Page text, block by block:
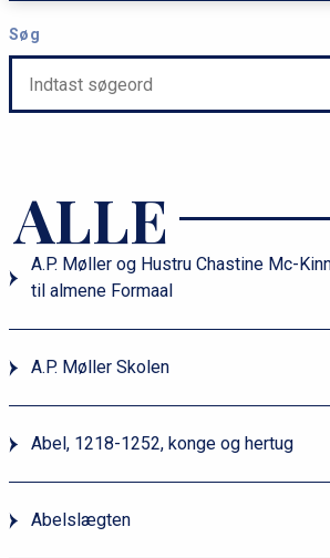
Søg
ALLE
A.P. Møller og Hustru Chastine Mc-
til almene Formaal
A.P. Møller Skolen
Abel, 1218-1252, konge og hertug
Abelslægten